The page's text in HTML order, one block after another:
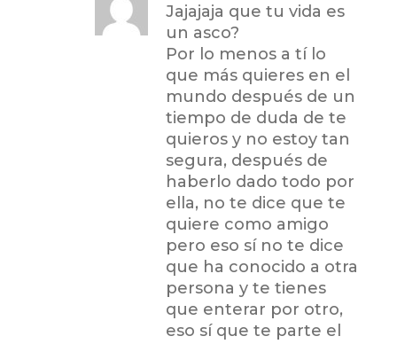
Jajajaja que tu vida es
un asco?
Por lo menos a tí lo
que más quieres en el
mundo después de un
tiempo de duda de te
quieros y no estoy tan
segura, después de
haberlo dado todo por
ella, no te dice que te
quiere como amigo
pero eso sí no te dice
que ha conocido a otra
persona y te tienes
que enterar por otro,
eso sí que te parte el